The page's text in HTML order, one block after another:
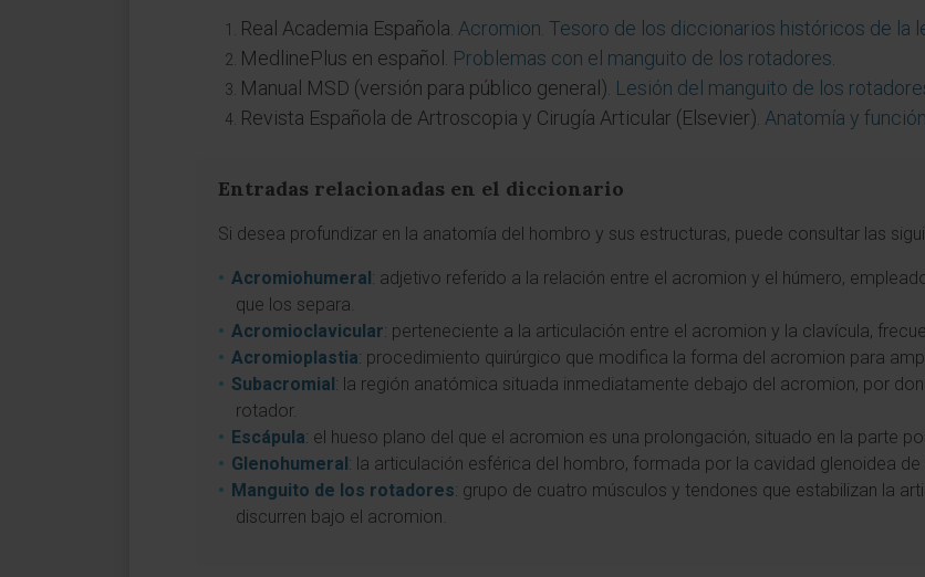
Real Academia Española. Acromion. Tesoro de los diccionarios históricos de la
MedlinePlus en español. Problemas con el manguito de los rotadores
Manual MSD (versión para público general). Lesión del manguito de los
Revista Española de Artroscopia y Cirugía Articular (Elsevier). Anatomía y
Entradas relacionadas en el diccionario
Si desea profundizar en la anatomía del hombro y sus estructuras, puede consultar las
Acromiohumeral: adjetivo referido a la relación entre el acromion y el húmero,
que los separa.
Acromioclavicular: perteneciente a la articulación entre el acromion y la clavícula,
Acromioplastia: procedimiento quirúrgico que modifica la forma del acromion para
Subacromial: la región anatómica situada inmediatamente debajo del acromion, por
rotador.
Escápula: el hueso plano del que el acromion es una prolongación, situado en la parte
Glenohumeral: la articulación esférica del hombro, formada por la cavidad glenoidea
Manguito de los rotadores: grupo de cuatro músculos y tendones que estabilizan la
discurren bajo el acromion.